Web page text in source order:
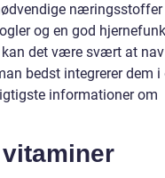
og en god
det være svært at
bedst integrerer dem i
informationer om